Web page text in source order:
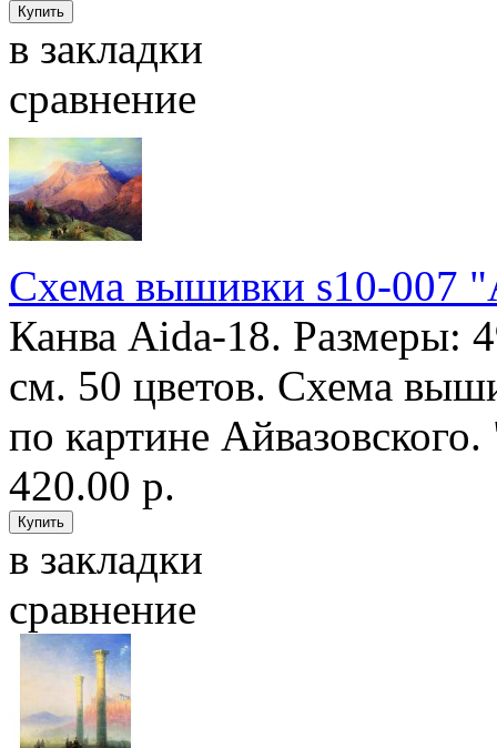
в закладки
сравнение
Схема вышивки s10-007
Канва Aida-18. Размеры:
см. 50 цветов. Схема
по картине
420.00 р.
в закладки
сравнение